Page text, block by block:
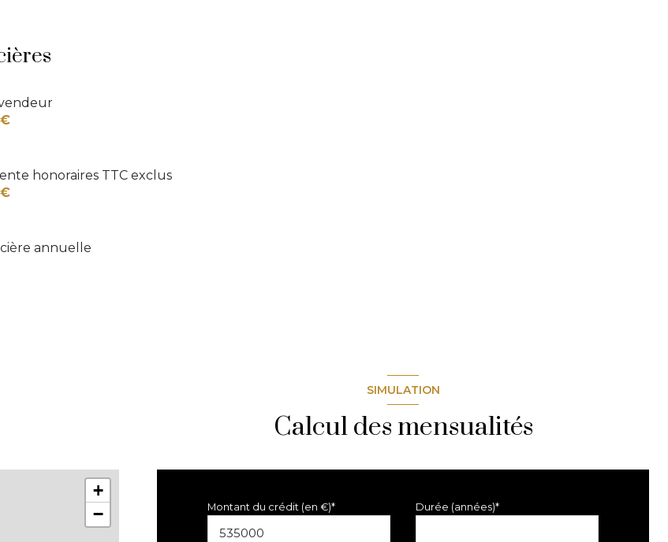
honoraires TTC exclus
annuelle
+
−
SIMULATION
Calcul des mensualités
Montant du crédit (en €)* Durée (années)*